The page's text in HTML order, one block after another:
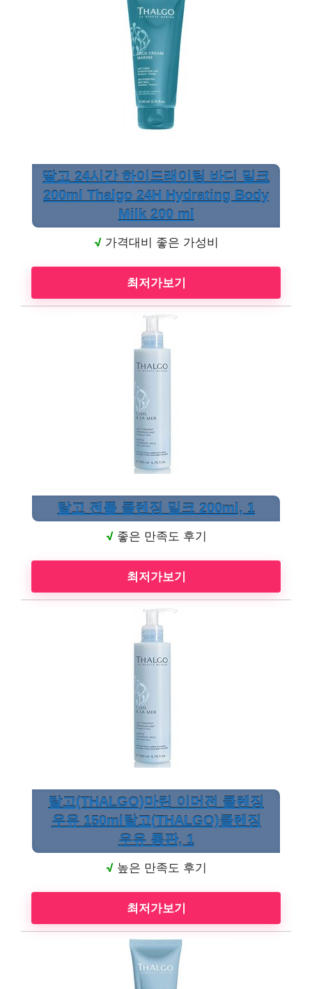
딸고 24시간 하이드래이팅 바디 밀크
200ml Thalgo 24H Hydrating Body
Milk 200 ml
√가격대비 좋은 가성비
최저가보기
탈고 젠틀 클렌징 밀크 200ml, 1
√좋은 만족도 후기
최저가보기
탈고(THALGO)마린 이머전 클렌징
우유 150ml탈고(THALGO)클렌징
우유 통판, 1
√높은 만족도 후기
최저가보기